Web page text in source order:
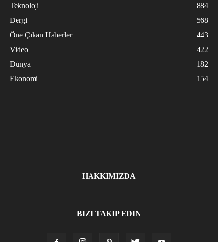
Teknoloji
884
Dergi
568
Öne Çıkan Haberler
443
Video
422
Dünya
182
Ekonomi
154
HAKKIMIZDA
BIZI TAKIP EDIN